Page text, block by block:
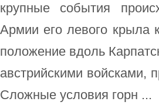
крупные события
Армии его левого крыла
положение вдоль
австрийскими войсками,
Сложные условия горн ...